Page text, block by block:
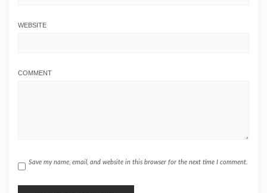
WEBSITE
COMMENT
Save my name, email, and website in this browser for the next time I comment.